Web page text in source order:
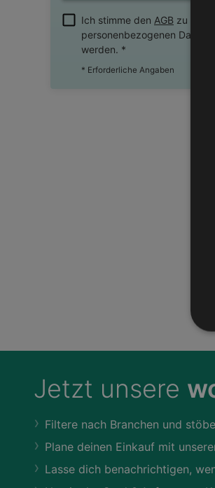
Ich stimme den AGB zu und
personenbezogenen Daten
werden. *
* Erforderliche Angaben
Jetzt unsere
Filtere nach Branchen und
Plane deinen Einkauf mit
Lasse dich benachrichtigen,